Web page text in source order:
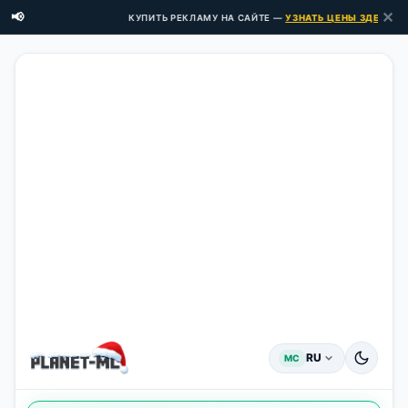
📢 КУПИТЬ РЕКЛАМУ НА САЙТЕ — УЗНАТЬ ЦЕНЫ ЗДЕСЬ →
✕
MC RU